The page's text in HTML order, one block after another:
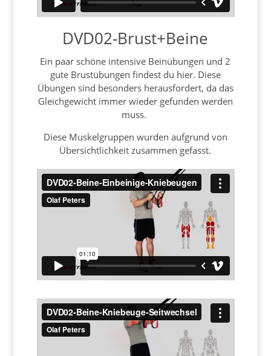
DVD02-Brust+Beine
Ein paar schöne intensive Beinübungen und 2
gute Brustübungen findest du hier. Diese
Übungen sind besonders herausfordert, da das
Gleichgewicht immer wieder gefunden werden
muss.
Diese Muskelgruppen wurden aufgrund von
Übersichtlichkeit zusammen gefasst.